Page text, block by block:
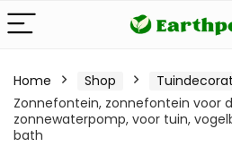
Home Shop
Zonnefontein, zonnefontein voor
zonnewaterpomp, voor tuin,
bath